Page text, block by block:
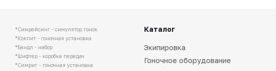
*Симрейсинг - симулятор гонок
*Кокпит - гоночная установка
*Бандл - набор
*Шифтер - коробка передач
*Симриг - гоночная установка
Каталог
Экипировка
Гоночное оборудование